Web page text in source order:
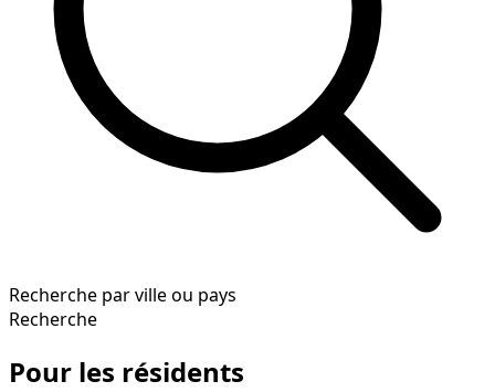
Recherche par ville ou pays
Recherche
Pour les résidents